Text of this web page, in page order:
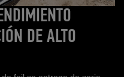
DE ALTO